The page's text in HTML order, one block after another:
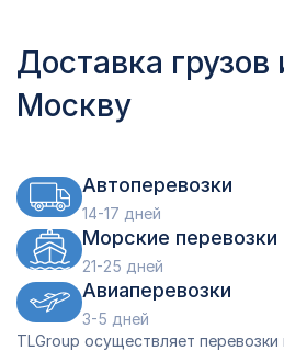
Доставка грузов
Москву
Автоперевозки
14-17 дней
Морские перевозки
21-25 дней
Авиаперевозки
3-5 дней
TLGroup осуществляет